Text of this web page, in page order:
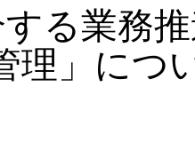
る業務
理」につ